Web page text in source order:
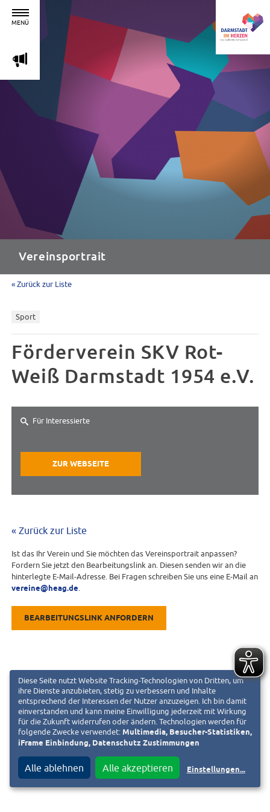
MENÜ
m
Vereinsportrait
« Zurück zur Liste
Sport
Förderverein SKV Rot-
Weiß Darmstadt 1954 e.V.
Für Interessierte
ZUR WEBSEITE
« Zurück zur Liste
Ist das Ihr Verein und Sie möchten das Vereinsportrait anpassen?
Fordern Sie jetzt den Bearbeitungslink an. Diesen senden wir an die
hinterlegte E-Mail-Adresse. Bei Fragen schreiben Sie uns eine E-Mail an
vereine@heag.de.
BEARBEITUNGSLINK ANFORDERN
Diese Seite nutzt Website Tracking-Technologien von Dritten, um
ihre Dienste anzubieten, stetig zu verbessern und Inhalte
entsprechend der Interessen der Nutzer anzuzeigen. Ich bin damit
einverstanden und kann meine Einwilligung jederzeit mit Wirkung
für die Zukunft widerrufen oder ändern. Technologien werden für
folgende Zwecke verwendet: Multimedia, Besucher-Statistiken,
iFrame Einbindung, Datenschutz Zustimmungen
Alle ablehnen Alle akzeptieren Einstellungen...